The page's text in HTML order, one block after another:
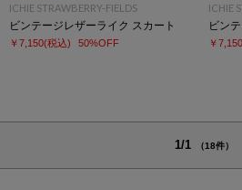
ICHIE STRAWBERRY-FIELDS
ビンテージレザーライク スカート
￥7,150(税込) 50%OFF
ICHIE
ビン
￥7,150
1/1 （18件）